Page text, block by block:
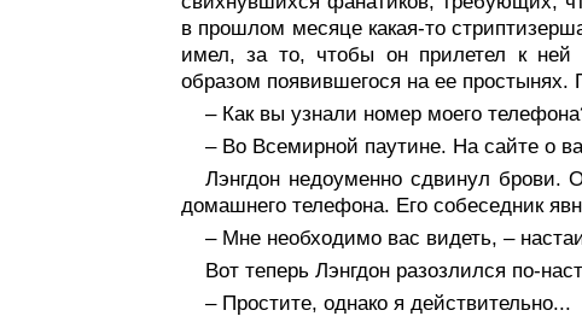
в прошлом месяце какая-то
имел, за то, чтобы он прилетел к ней
образом появившегося на ее
– Как вы узнали номер моего
– Во Всемирной паутине. На сайте о
Лэнгдон недоуменно сдвинул брови.
домашнего телефона. Его собеседник
– Мне необходимо вас видеть, –
Вот теперь Лэнгдон разозлился по-
– Простите, однако я действительно...